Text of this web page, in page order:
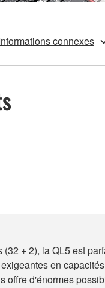
connexes
(32 + 2), la QL5 est
en
offre d'énormes